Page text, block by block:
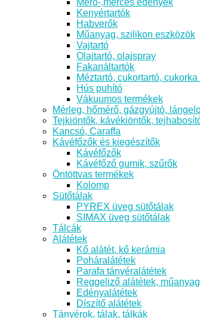
Kenyértartók
Habverők
Műanyag, szilikon eszközök
Vajtartó
Olajtartó, olajspray
Fakanáltartók
Méztartó, cukortartó, cukorka
Hús puhító
Vákuumos termékek
Mérleg, hőmérő, gázgyújtó,
Tejkiöntők, kávékiöntők,
Kancsó, Caraffa
Kávéfőzők és kiegészítők
Kávéfőzők
Kávéfőző gumik, szűrők
Öntöttvas termékek
Kolomp
Sütőtálak
PYREX üveg sütőtálak
SIMAX üveg sütőtálak
Tálcák
Alátétek
Kő alátét, kő kerámia
Poháralátétek
Parafa tányéralátétek
Reggeliző alátétek, műanyag
Edényalátétek
Díszítő alátétek
Tányérok, tálak, tálkák